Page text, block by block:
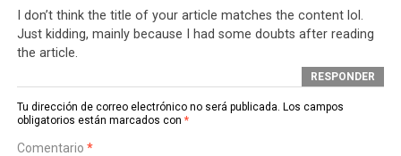
I don’t think the title of your article matches the content lol.
Just kidding, mainly because I had some doubts after reading
the article.
RESPONDER
Tu dirección de correo electrónico no será publicada. Los campos
obligatorios están marcados con *
Comentario *